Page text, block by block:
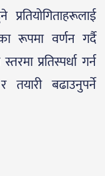
रूपमा वर्णन गर्दै
प्रतिस्पर्धा गर्न
बढाउनुपर्ने